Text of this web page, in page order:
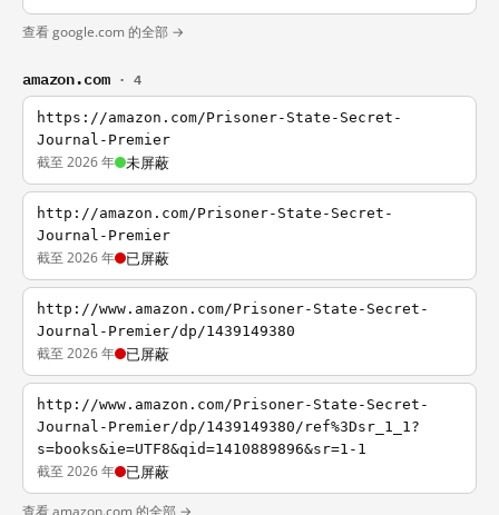
查看 google.com 的全部 →
amazon.com · 4
https://amazon.com/Prisoner-State-Secret-
Journal-Premier
截至 2026 年 未屏蔽
http://amazon.com/Prisoner-State-Secret-
Journal-Premier
截至 2026 年 已屏蔽
http://www.amazon.com/Prisoner-State-Secret-
Journal-Premier/dp/1439149380
截至 2026 年 已屏蔽
http://www.amazon.com/Prisoner-State-Secret-
Journal-Premier/dp/1439149380/ref%3Dsr_1_1?
s=books&ie=UTF8&qid=1410889896&sr=1-1
截至 2026 年 已屏蔽
查看 amazon.com 的全部 →